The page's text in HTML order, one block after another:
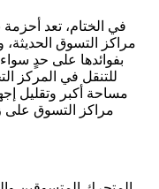
في الختام، تعد أحزمة
مراكز التسوق
بفوائدها على حدٍ
للتنقل في المركز
مساحة أكبر وتقليل
مراكز التسوق على